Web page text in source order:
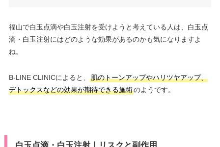
福山で白玉点滴や白玉注射を受けようと考えている人は、白玉点
滴・白玉注射にはどのような効果があるのかも気になりますよ
ね。
B-LINE CLINICによると、
肌のトーンアップやハリツヤアップ、
デトックスなどの効果が期待できる施術のようです。